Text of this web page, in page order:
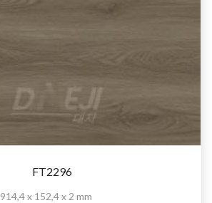
FT2296
914,4 x 152,4 x 2 mm